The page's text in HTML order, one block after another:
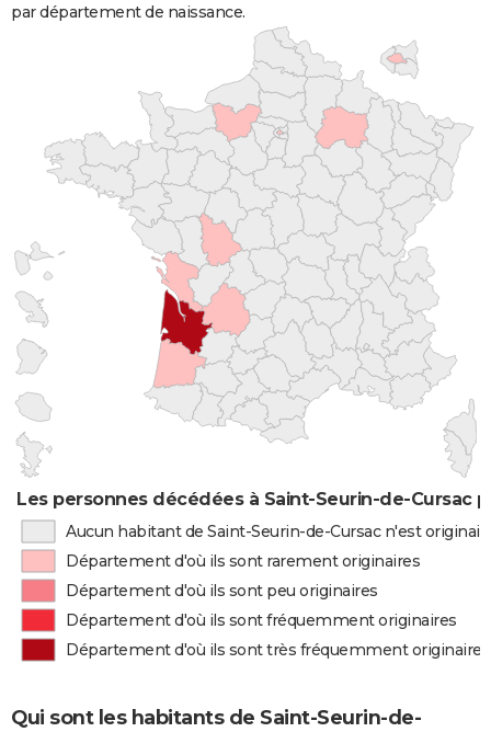
par département de naissance.
Les personnes décédées à Saint-Seurin-de-Cursac
Aucun habitant de Saint-Seurin-de-Cursac n'est
Département d'où ils sont rarement originaires
Département d'où ils sont peu originaires
Département d'où ils sont fréquemment originaires
Département d'où ils sont très fréquemment originaires
Qui sont les habitants de Saint-Seurin-de-